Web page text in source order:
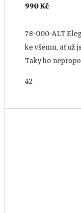
990 Kč
78-000-ALT
ke všemu, ať už
Taky ho
42